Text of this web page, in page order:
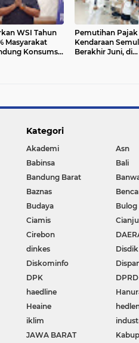
WSI Tahun
Masyarakat
Konsumsi
Pemutihan Pajak
Kendaraan
Berakhir Juni, di
Kategori
Akademi Asn
Babinsa
Bali
Bandung Barat
Baznas
Budaya
Bulog
Ciamis
Cirebon
dinkes
Disdik
Diskominfo
DPK
DPRD
haedline
Heaine
iklim
JAWA BARAT